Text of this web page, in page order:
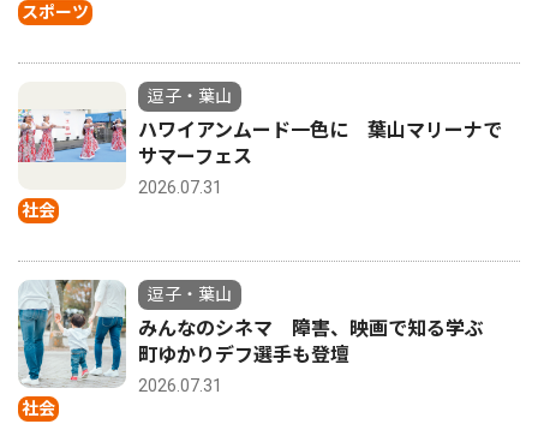
スポーツ
社会
逗子・葉山
ハワイアンムード一色に 葉山マリーナで
サマーフェス
2026.07.31
社会
逗子・葉山
みんなのシネマ 障害、映画で知る学ぶ
町ゆかりデフ選手も登壇
2026.07.31